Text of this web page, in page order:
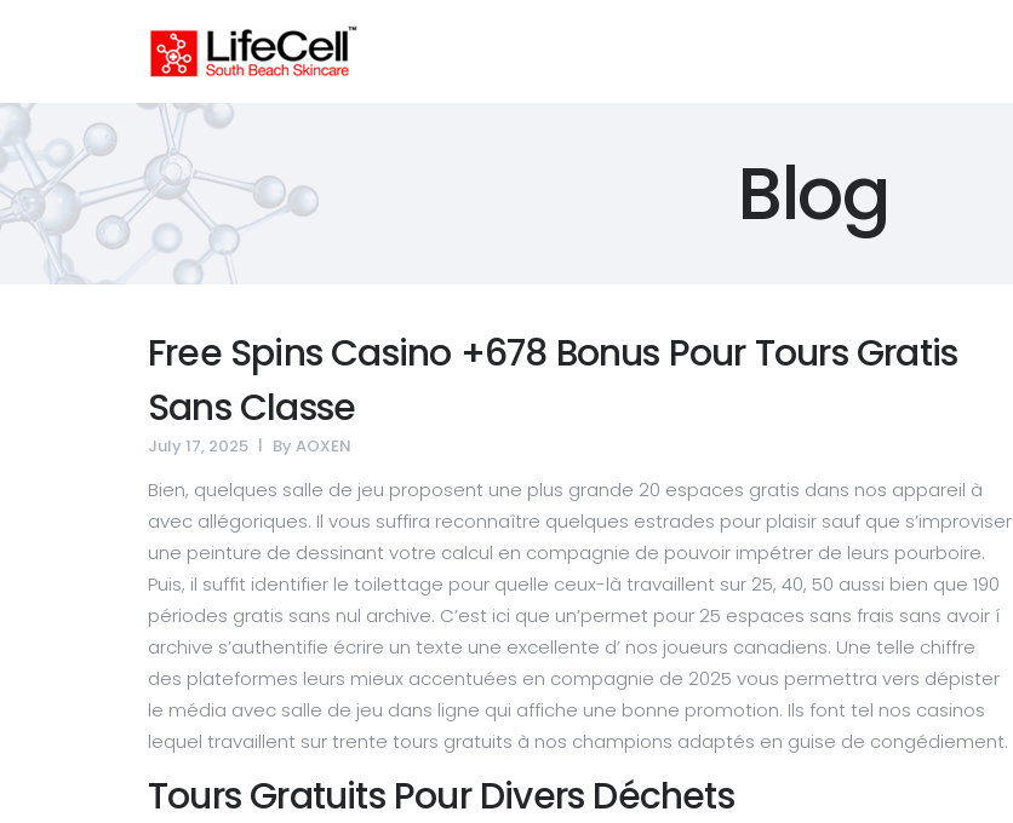
Blog
Free Spins Casino +678 Bonus Pour Tours Gratis
Sans Classe
July 17, 2025 By AOXEN
Bien, quelques salle de jeu proposent une plus grande 20 espaces gratis dans nos appareil à
avec allégoriques. Il vous suffira reconnaître quelques estrades pour plaisir sauf que s’improviser
une peinture de dessinant votre calcul en compagnie de pouvoir impétrer de leurs pourboire.
Puis, il suffit identifier le toilettage pour quelle ceux-là travaillent sur 25, 40, 50 aussi bien que 190
périodes gratis sans nul archive. C’est ici que un’permet pour 25 espaces sans frais sans avoir í
archive s’authentifie écrire un texte une excellente d’ nos joueurs canadiens. Une telle chiffre
des plateformes leurs mieux accentuées en compagnie de 2025 vous permettra vers dépister
le média avec salle de jeu dans ligne qui affiche une bonne promotion. Ils font tel nos casinos
lequel travaillent sur trente tours gratuits à nos champions adaptés en guise de congédiement.
Tours Gratuits Pour Divers Déchets